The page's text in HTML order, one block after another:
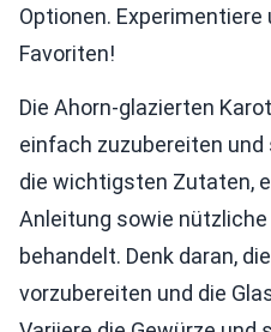
Optionen. Experimentiere
Favoriten!
Die Ahorn-glazierten
einfach zuzubereiten und
die wichtigsten Zutaten,
Anleitung sowie
behandelt. Denk daran,
vorzubereiten und die